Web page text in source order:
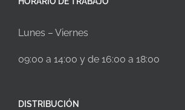
Lunes – Viernes
09:00 a 14:00 y de 16:00 a 18:00
DISTRIBUCIÓN